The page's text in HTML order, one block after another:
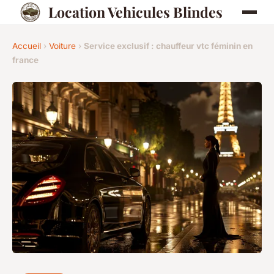
Location Vehicules Blindes
Accueil › Voiture › Service exclusif : chauffeur vtc féminin en
france